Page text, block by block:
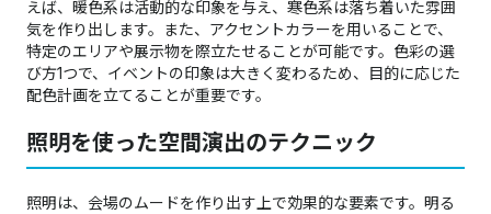
えば、暖色系は活動的な印象を与え、寒色系は落ち着いた雰囲
気を作り出します。また、アクセントカラーを用いることで、
特定のエリアや展示物を際立たせることが可能です。色彩の選
び方1つで、イベントの印象は大きく変わるため、目的に応じた
配色計画を立てることが重要です。
照明を使った空間演出のテクニック
照明は、会場のムードを作り出す上で効果的な要素です。明る